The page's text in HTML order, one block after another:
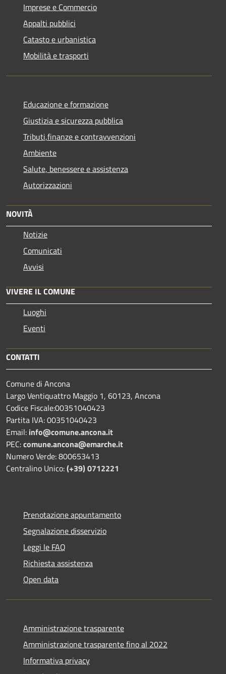
Imprese e Commercio
Appalti pubblici
Catasto e urbanistica
Mobilità e trasporti
Educazione e formazione
Giustizia e sicurezza pubblica
Tributi,finanze e contravvenzioni
Ambiente
Salute, benessere e assistenza
Autorizzazioni
NOVITÀ
Notizie
Comunicati
Avvisi
VIVERE IL COMUNE
Luoghi
Eventi
CONTATTI
Comune di Ancona
Largo Ventiquattro Maggio 1, 60123, Ancona
Codice Fiscale:00351040423
Partita IVA: 00351040423
Email: info@comune.ancona.it
PEC:comune.ancona@emarche.it
Numero Verde: 800653413
Centralino Unico:(+39) 0712221
Prenotazione appuntamento
Segnalazione disservizio
Leggi le FAQ
Richiesta assistenza
Open data
Amministrazione trasparente
Amministrazione trasparente fino al 2022
Informativa privacy